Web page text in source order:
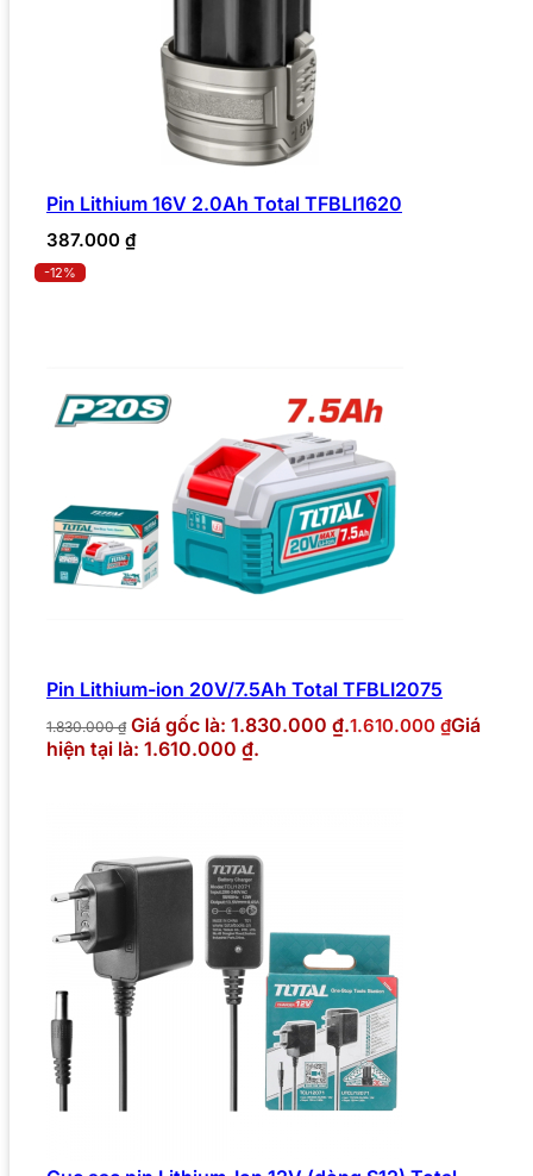
Pin Lithium 16V 2.0Ah Total TFBLI1620
387.000 ₫
-12%
Pin Lithium-ion 20V/7.5Ah Total TFBLI2075
1.830.000₫ Giá gốc là: 1.830.000 ₫.1.610.000 ₫Giá
hiện tại là: 1.610.000 ₫.